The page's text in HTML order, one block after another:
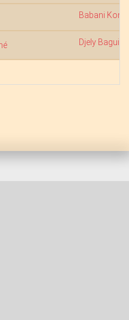
Babani Koné
Djely Bagui